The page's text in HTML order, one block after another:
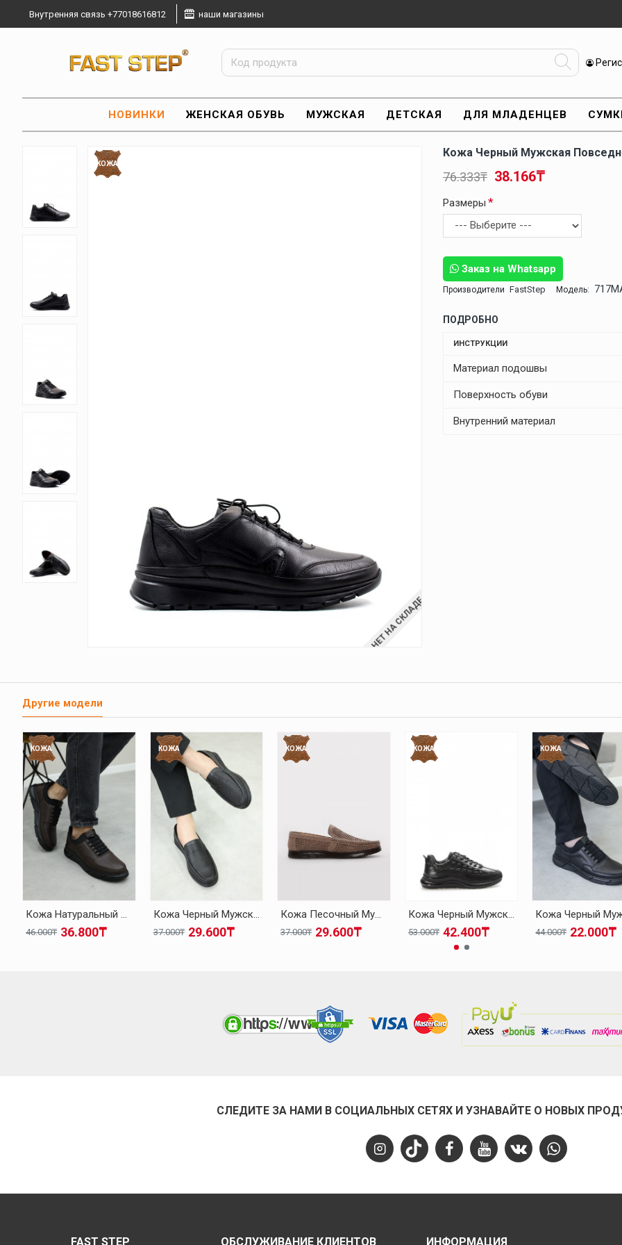
Внутренняя связь +77018616812 наши магазины
НОВИНКИ ЖЕНСКАЯ ОБУВЬ МУЖСКАЯ ДЕТСКАЯ ДЛЯ МЛАДЕНЦЕВ
НЕТ НА СКЛАДЕ
КОЖА
Кожа Черный Мужская
Заказ на Whatsapp
Производители FastStep Модель:
38.166₸
76.333₸
Размеры
ПОДРОБНО
ИНСТРУКЦИИ
Материал подошвы
Поверхность обуви
Внутренний материал
Другие модели
КОЖА
Кожа Натуральный Мех Коричневый Мужская Повседневная Обувь 126KMA137
36.800₸
46.000₸
КОЖА
Кожа Черный Мужская Повседневная Обувь 126MA001
29.600₸
37.000₸
КОЖА
Кожа Песочный Мужская Повседневная Обувь 126MA001
29.600₸
37.000₸
КОЖА
Кожа Черный Мужская Повседневная Обувь 126MA1004
42.400₸
53.000₸
КОЖА
22.000₸
44.000₸
СЛЕДИТЕ ЗА НАМИ В СОЦИАЛЬНЫХ СЕТЯХ И УЗНАВАЙТЕ О НОВЫХ
FAST STEP ОБСЛУЖИВАНИЕ КЛИЕНТОВ ИНФОРМАЦИЯ